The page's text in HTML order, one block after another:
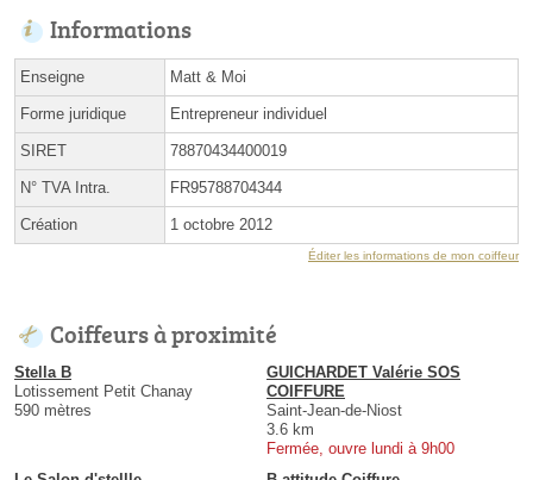
Informations
Enseigne Matt & Moi
Forme juridique Entrepreneur individuel
SIRET 78870434400019
N° TVA Intra. FR95788704344
Création 1 octobre 2012
Éditer les informations de mon coiffeur
Coiffeurs à proximité
Stella B
Lotissement Petit Chanay
590 mètres
GUICHARDET Valérie SOS
COIFFURE
Saint-Jean-de-Niost
3.6 km
Fermée, ouvre lundi à 9h00